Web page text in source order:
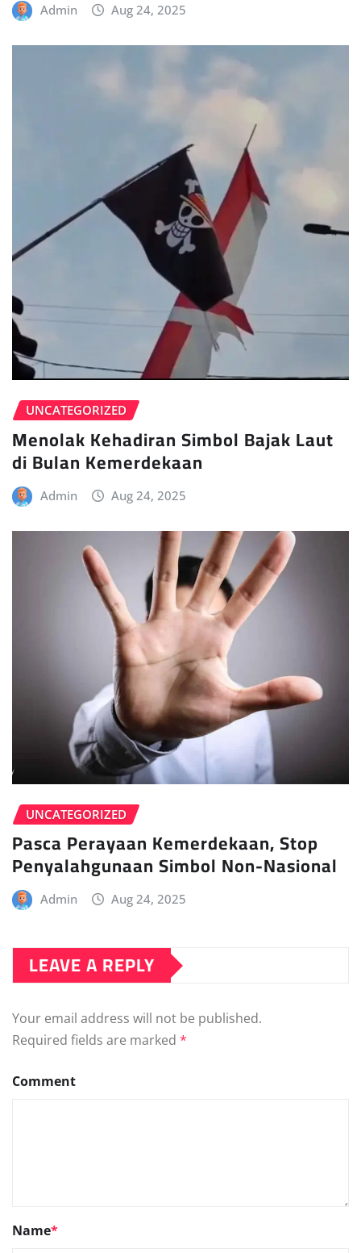
Admin Aug 24, 2025
UNCATEGORIZED
Menolak Kehadiran Simbol Bajak Laut
di Bulan Kemerdekaan
Admin Aug 24, 2025
UNCATEGORIZED
Pasca Perayaan Kemerdekaan, Stop
Penyalahgunaan Simbol Non-Nasional
Admin Aug 24, 2025
LEAVE A REPLY
Your email address will not be published.
Required fields are marked *
Comment
Name*